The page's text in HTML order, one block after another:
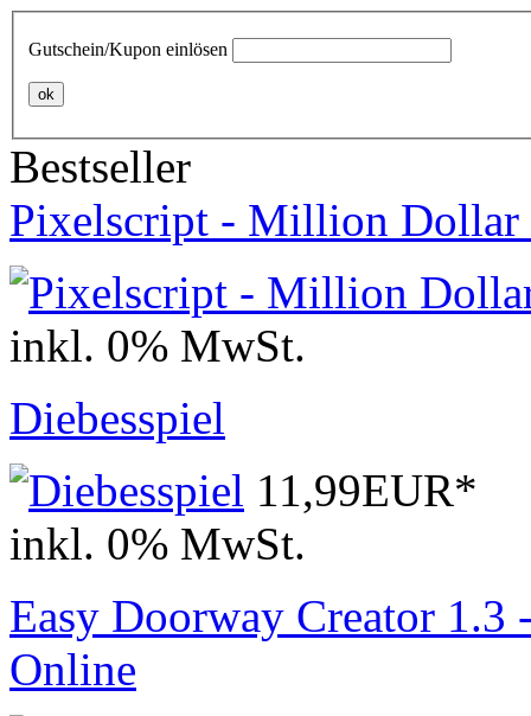
Gutschein/Kupon einlösen
ok
Bestseller
Pixelscript - Million Dollar
inkl. 0% MwSt.
Diebesspiel
11,99EUR*
inkl. 0% MwSt.
Easy Doorway Creator 1.3
Online